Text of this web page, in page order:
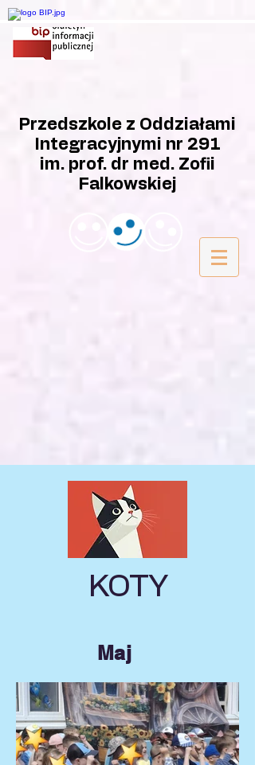
Przedszkole z Oddziałami
Integracyjnymi nr 291
im. prof. dr med. Zofii
Falkowskiej
KOTY
Maj